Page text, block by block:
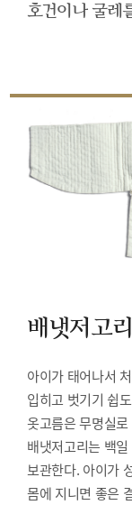
호건이나 굴레
배냇저고리
아이가 태어나서
입히고 벗기기 쉽
옷고름은 무명실
배냇저고리는 백
보관한다. 아이가
몸에 지니면 좋은